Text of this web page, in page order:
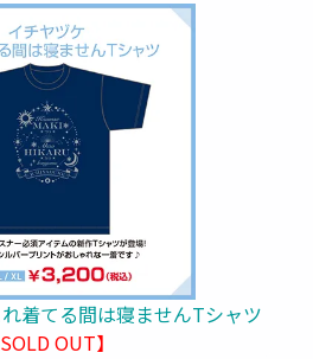
れ着てる間は寝ませんTシャツ
SOLD OUT】